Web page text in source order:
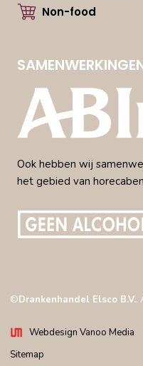
Non-food
Ook hebben wij
het gebied van
©Drankenhandel Elsco B.V..
Webdesign Vanoo Media
Sitemap